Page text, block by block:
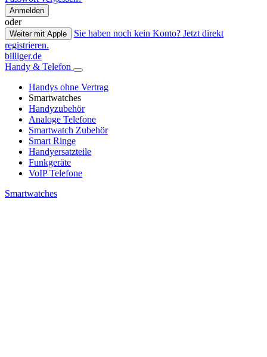
Anmelden
oder
Weiter mit Apple
Sie haben noch kein Konto? Jetzt direkt
registrieren.
billiger.de
Handy & Telefon
Handys ohne Vertrag
Smartwatches
Handyzubehör
Analoge Telefone
Smartwatch Zubehör
Smart Ringe
Handyersatzteile
Funkgeräte
VoIP Telefone
Smartwatches